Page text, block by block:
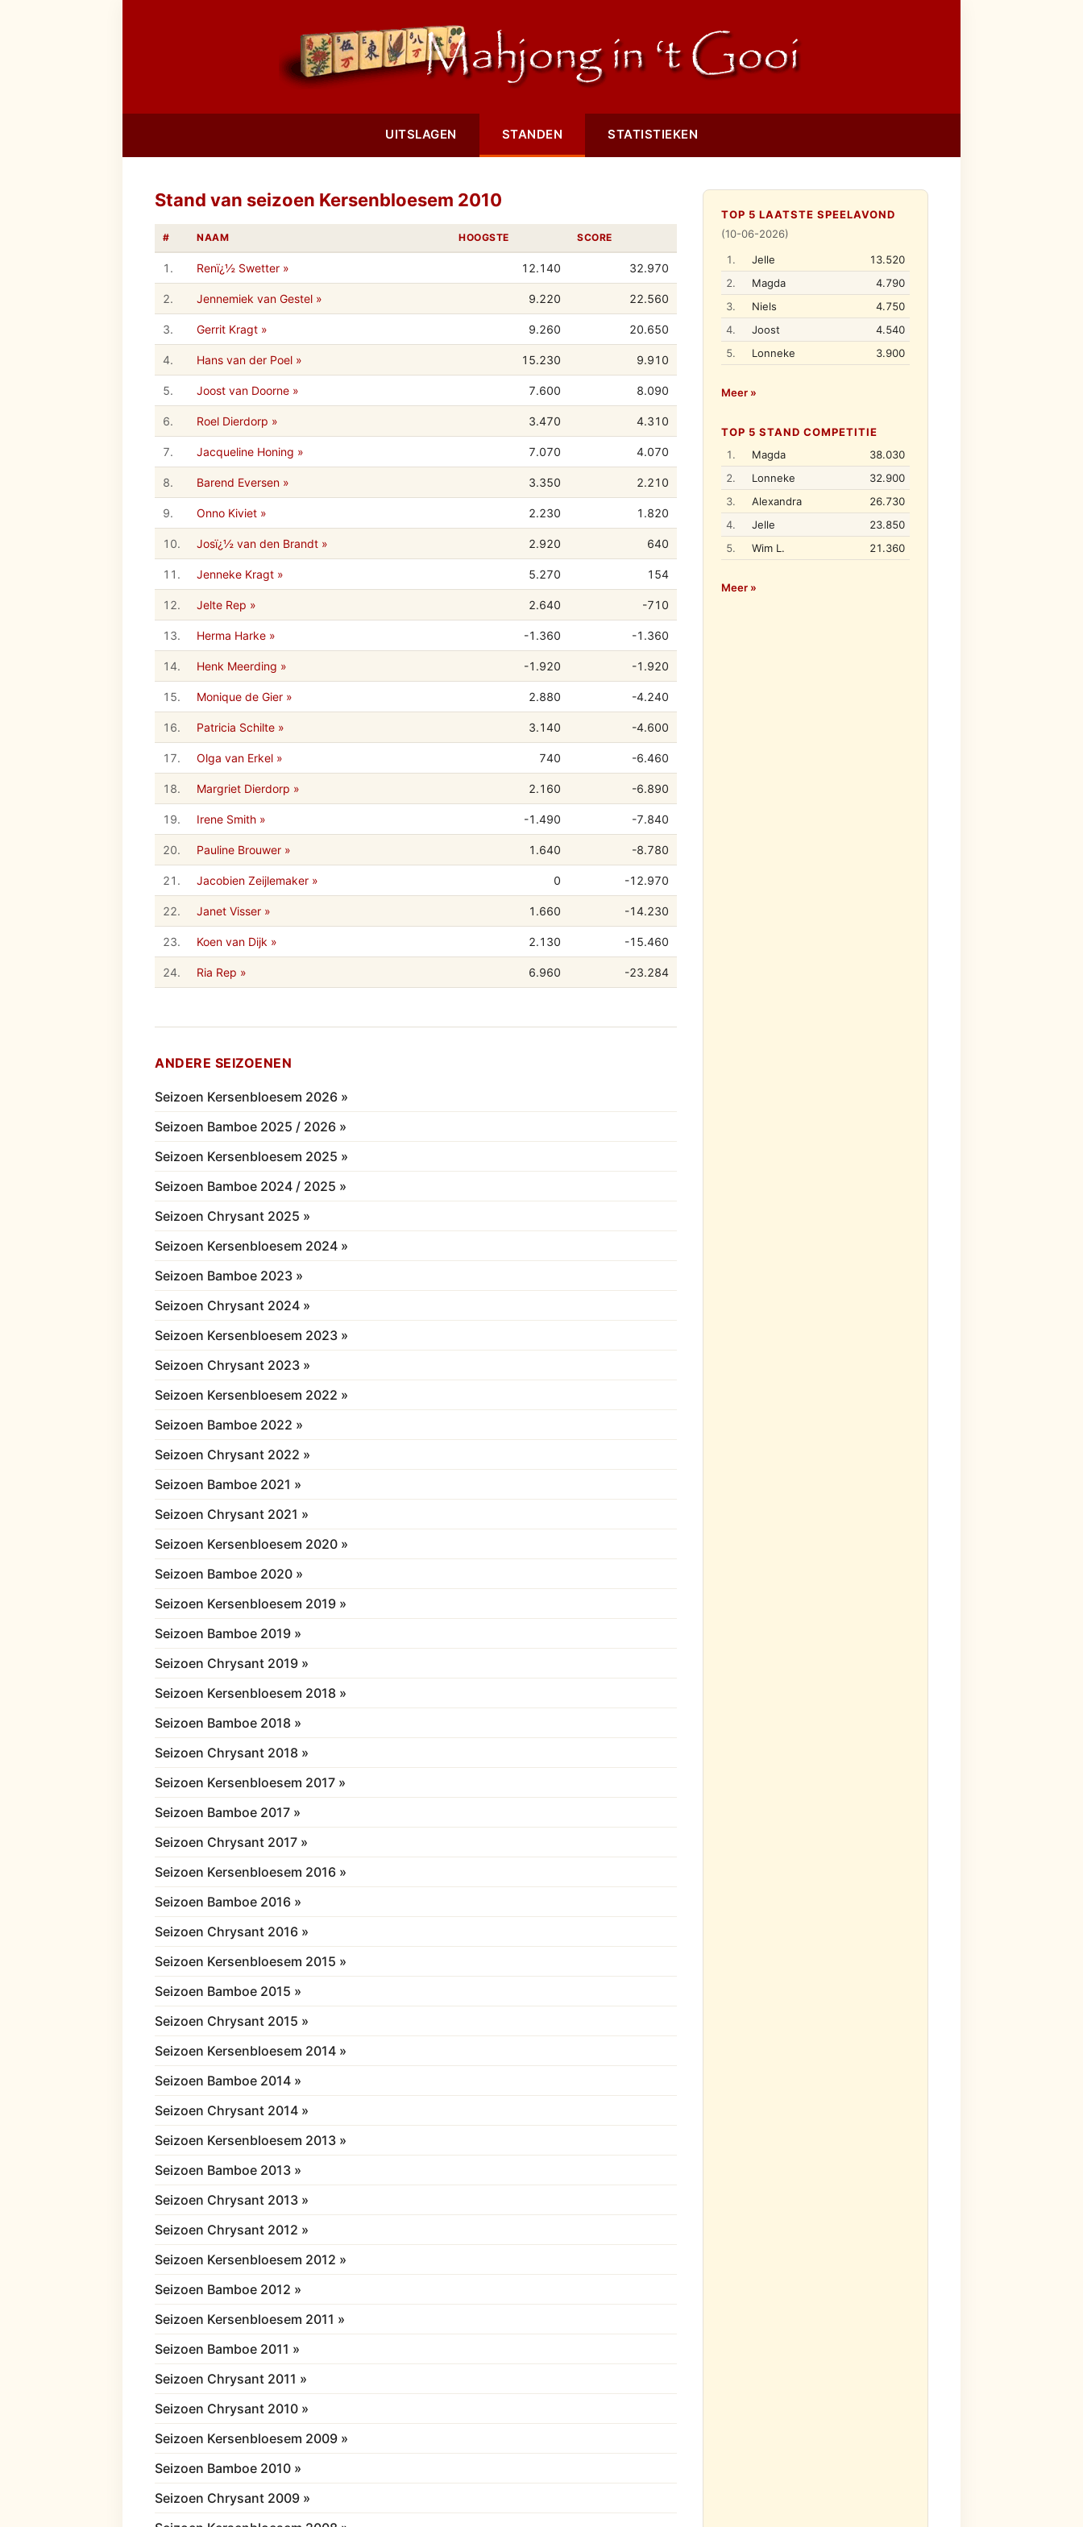
UITSLAGEN STANDEN STATISTIEKEN
Stand van seizoen Kersenbloesem 2010
# NAAM HOOGSTE SCORE
1. Renï¿½ Swetter » 12.140 32.970
2. Jennemiek van Gestel » 9.220 22.560
3. Gerrit Kragt » 9.260 20.650
4. Hans van der Poel » 15.230 9.910
5. Joost van Doorne » 7.600 8.090
6. Roel Dierdorp » 3.470 4.310
7. Jacqueline Honing » 7.070 4.070
8. Barend Eversen » 3.350 2.210
9. Onno Kiviet » 2.230 1.820
10. Josï¿½ van den Brandt » 2.920 640
11. Jenneke Kragt » 5.270 154
12. Jelte Rep » 2.640 -710
13. Herma Harke » -1.360 -1.360
14. Henk Meerding » -1.920 -1.920
15. Monique de Gier » 2.880 -4.240
16. Patricia Schilte » 3.140 -4.600
17. Olga van Erkel » 740 -6.460
18. Margriet Dierdorp » 2.160 -6.890
19. Irene Smith » -1.490 -7.840
20. Pauline Brouwer » 1.640 -8.780
21. Jacobien Zeijlemaker » 0 -12.970
22. Janet Visser » 1.660 -14.230
23. Koen van Dijk » 2.130 -15.460
24. Ria Rep » 6.960 -23.284
ANDERE SEIZOENEN
Seizoen Kersenbloesem 2026 »
Seizoen Bamboe 2025 / 2026 »
Seizoen Kersenbloesem 2025 »
Seizoen Bamboe 2024 / 2025 »
Seizoen Chrysant 2025 »
Seizoen Kersenbloesem 2024 »
Seizoen Bamboe 2023 »
Seizoen Chrysant 2024 »
Seizoen Kersenbloesem 2023 »
Seizoen Chrysant 2023 »
Seizoen Kersenbloesem 2022 »
Seizoen Bamboe 2022 »
Seizoen Chrysant 2022 »
Seizoen Bamboe 2021 »
Seizoen Chrysant 2021 »
Seizoen Kersenbloesem 2020 »
Seizoen Bamboe 2020 »
Seizoen Kersenbloesem 2019 »
Seizoen Bamboe 2019 »
Seizoen Chrysant 2019 »
Seizoen Kersenbloesem 2018 »
Seizoen Bamboe 2018 »
Seizoen Chrysant 2018 »
Seizoen Kersenbloesem 2017 »
Seizoen Bamboe 2017 »
Seizoen Chrysant 2017 »
Seizoen Kersenbloesem 2016 »
Seizoen Bamboe 2016 »
Seizoen Chrysant 2016 »
Seizoen Kersenbloesem 2015 »
Seizoen Bamboe 2015 »
Seizoen Chrysant 2015 »
Seizoen Kersenbloesem 2014 »
Seizoen Bamboe 2014 »
Seizoen Chrysant 2014 »
Seizoen Kersenbloesem 2013 »
Seizoen Bamboe 2013 »
Seizoen Chrysant 2013 »
Seizoen Chrysant 2012 »
Seizoen Kersenbloesem 2012 »
Seizoen Bamboe 2012 »
Seizoen Kersenbloesem 2011 »
Seizoen Bamboe 2011 »
Seizoen Chrysant 2011 »
Seizoen Chrysant 2010 »
Seizoen Kersenbloesem 2009 »
Seizoen Bamboe 2010 »
Seizoen Chrysant 2009 »
TOP 5 LAATSTE SPEELAVOND
(10-06-2026)
1.
Jelle
13.520
2.
Magda
4.790
3.
Niels
4.750
4.
Joost
4.540
5.
Lonneke 3.900
Meer »
TOP 5 STAND COMPETITIE
1.
Magda
38.030
2.
Lonneke
32.900
3.
Alexandra
26.730
4.
Jelle
23.850
5.
Wim L. 21.360
Meer »